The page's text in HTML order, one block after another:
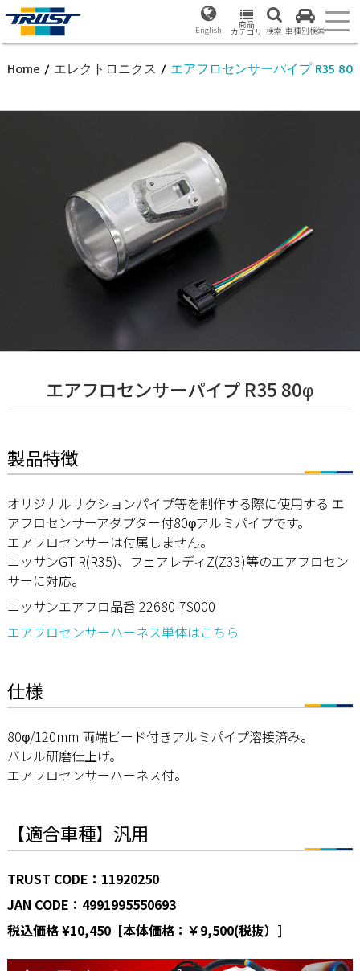
English 商品
カテゴリ 検索 車種別検索
Home / エレクトロニクス / エアフロセンサーパイプ R35 80φ
エアフロセンサーパイプ R35 80φ
製品特徴
オリジナルサクションパイプ等を制作する際に使用する エ
アフロセンサーアダプター付80φアルミパイプです。
エアフロセンサーは付属しません。
ニッサンGT-R(R35)、フェアレディZ(Z33)等のエアフロセン
サーに対応。
ニッサンエアフロ品番 22680-7S000
エアフロセンサーハーネス単体はこちら
仕様
80φ/120mm 両端ビード付きアルミパイプ溶接済み。
バレル研磨仕上げ。
エアフロセンサーハーネス付。
【適合車種】汎用
TRUST CODE：11920250
JAN CODE：4991995550693
税込価格 ¥10,450 [本体価格：￥9,500(税抜）]